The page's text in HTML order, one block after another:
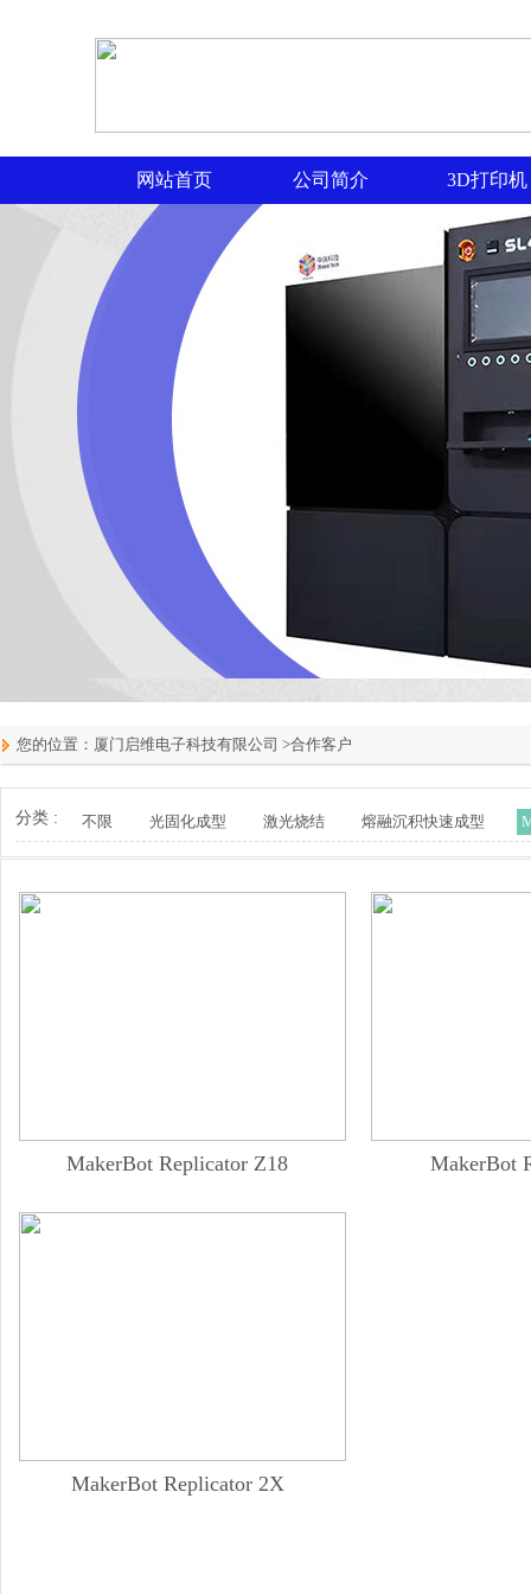
网站首页 公司简介 3D打印机
您的位置： 厦门启维电子科技有限公司 >合作客户
分类 : 不限 光固化成型 激光烧结 熔融沉积快速成型
MakerBot Replicator Z18 MakerBot
MakerBot Replicator 2X